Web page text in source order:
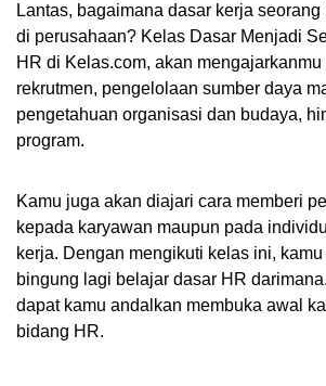
Lantas, bagaimana dasar kerja
di perusahaan? Kelas Dasar Menjadi
HR di Kelas.com, akan
rekrutmen, pengelolaan sumber daya
pengetahuan organisasi dan budaya,
program.
Kamu juga akan diajari cara memberi
kepada karyawan maupun pada
kerja. Dengan mengikuti kelas ini,
bingung lagi belajar dasar HR
dapat kamu andalkan membuka awal
bidang HR.